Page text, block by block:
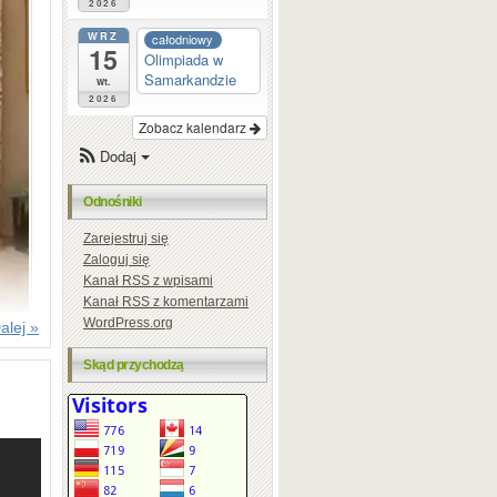
»
2026
WRZ
15
wt.
2026
całodniowy
Olimpiada w
Samarkandzie
Zobacz kalendarz
Dodaj
Odnośniki
Zarejestruj się
Zaloguj się
KanałRSSz wpisami
KanałRSSz komentarzami
WordPress.org
Skąd przychodzą